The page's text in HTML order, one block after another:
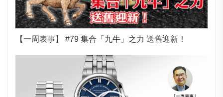
【一周表事】 #79 集合「九牛」之力 送舊迎新！